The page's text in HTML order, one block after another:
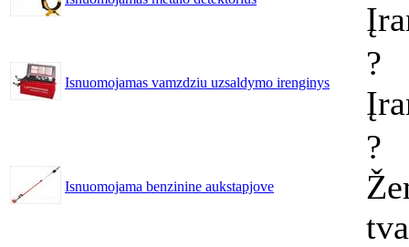
Isnuomojamas vamzdziu uzsaldymo irenginys
?
Isnuomojama benzinine aukstapjove
?